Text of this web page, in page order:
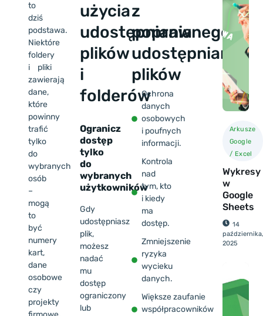
to
dziś
podstawa.
Niektóre
foldery
i pliki
zawierają
dane,
które
powinny
trafić
tylko
do
wybranych
osób
–
mogą
to
być
numery
kart,
dane
osobowe
czy
projekty
użycia
udostępniania
plików
i
folderów
Ogranicz
dostęp
tylko
do
wybranych
użytkowników
Gdy
udostępniasz
plik,
możesz
nadać
mu
dostęp
ograniczony
lub
z
poprawnego
udostępniania
plików
Ochrona
danych
osobowych
i poufnych
informacji.
Kontrola
nad
tym, kto
i kiedy
ma
dostęp.
Zmniejszenie
ryzyka
wycieku
danych.
Większe zaufanie
współpracowników
Arkusze
Google
/ Excel
Wykresy
w
Google
Sheets
14
października,
2025